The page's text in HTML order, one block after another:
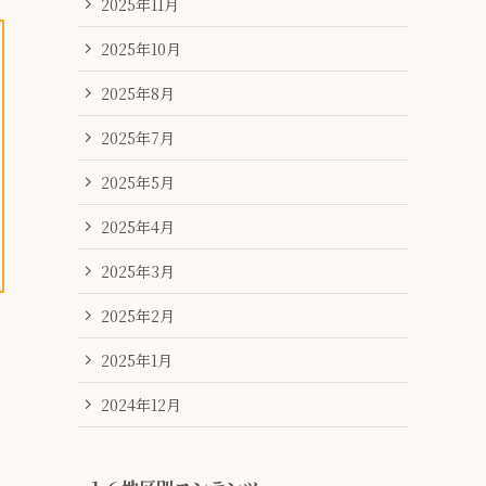
2025年10月
2025年8月
2025年7月
2025年5月
2025年4月
2025年3月
2025年2月
2025年1月
2024年12月